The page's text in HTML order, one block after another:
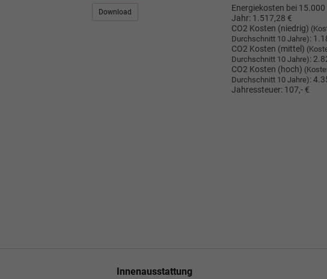
Download
Energiekosten bei
Jahr: 1.517,28 €
CO2 Kosten (niedrig)
Durchschnitt 10 Jahre):
CO2 Kosten (mittel)
Durchschnitt 10 Jahre):
CO2 Kosten (hoch)
Durchschnitt 10 Jahre):
Jahressteuer: 107,- €
Innenausstattung